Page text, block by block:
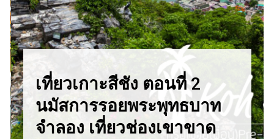
เที่ยวเกาะสีชัง ตอนที่ 2
นมัสการรอยพระพุทธบาท
จำลอง เที่ยวช่องเขาขาด